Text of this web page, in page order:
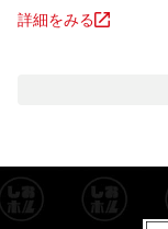
詳細をみる